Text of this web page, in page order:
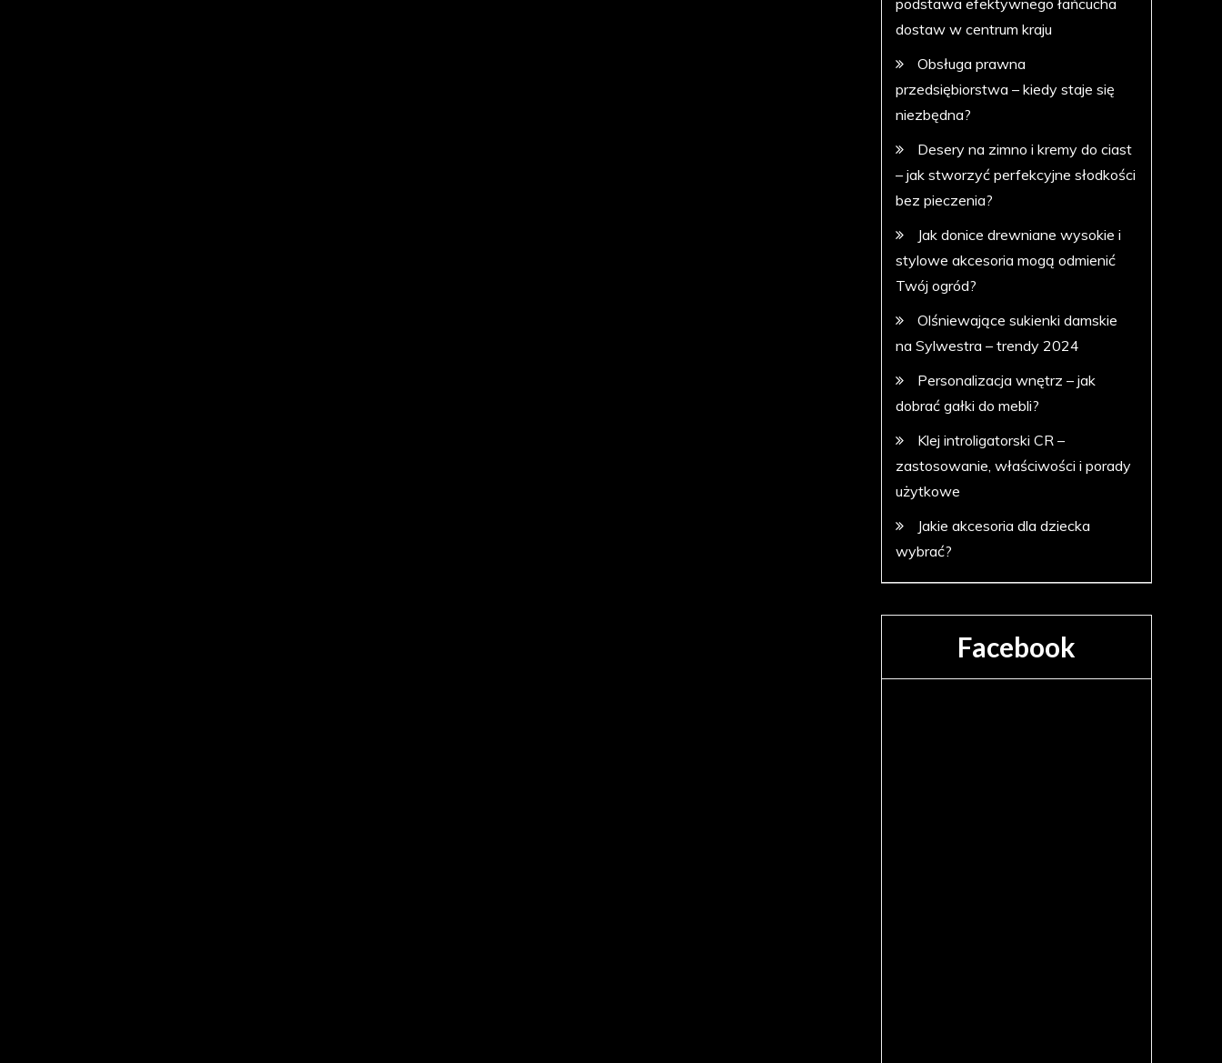
podstawa efektywnego łańcucha
dostaw w centrum kraju
Obsługa prawna
przedsiębiorstwa – kiedy staje się
niezbędna?
Desery na zimno i kremy do ciast
– jak stworzyć perfekcyjne słodkości
bez pieczenia?
Jak donice drewniane wysokie i
stylowe akcesoria mogą odmienić
Twój ogród?
Olśniewające sukienki damskie
na Sylwestra – trendy 2024
Personalizacja wnętrz – jak
dobrać gałki do mebli?
Klej introligatorski CR –
zastosowanie, właściwości i porady
użytkowe
Jakie akcesoria dla dziecka
wybrać?
Facebook